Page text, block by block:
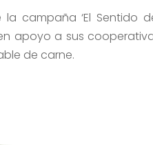
campaña ‘El Sentido
apoyo a sus
de carne.